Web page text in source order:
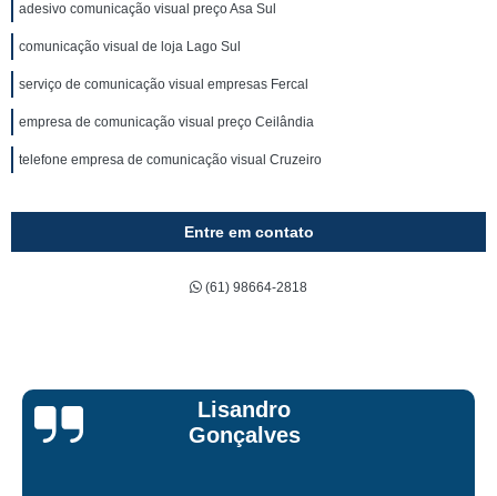
adesivo comunicação visual preço Asa Sul
comunicação visual de loja Lago Sul
serviço de comunicação visual empresas Fercal
empresa de comunicação visual preço Ceilândia
telefone empresa de comunicação visual Cruzeiro
Entre em contato
(61) 98664-2818
Bruna Eduarda